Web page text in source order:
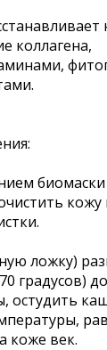
коллагена,
биомаски
кожу
ложку)
градусов)
остудить
коже век.